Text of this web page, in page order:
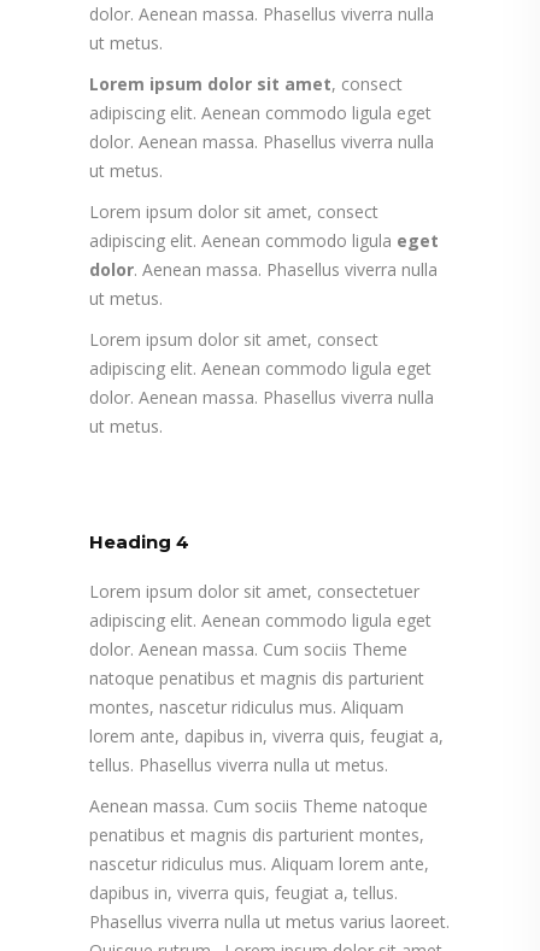
dolor. Aenean massa. Phasellus viverra nulla
ut metus.
Lorem ipsum dolor sit amet, consect
adipiscing elit. Aenean commodo ligula eget
dolor. Aenean massa. Phasellus viverra nulla
ut metus.
Lorem ipsum dolor sit amet, consect
adipiscing elit. Aenean commodo ligula eget
dolor. Aenean massa. Phasellus viverra nulla
ut metus.
Lorem ipsum dolor sit amet, consect
adipiscing elit. Aenean commodo ligula eget
dolor. Aenean massa. Phasellus viverra nulla
ut metus.
Heading 4
Lorem ipsum dolor sit amet, consectetuer
adipiscing elit. Aenean commodo ligula eget
dolor. Aenean massa. Cum sociis Theme
natoque penatibus et magnis dis parturient
montes, nascetur ridiculus mus. Aliquam
lorem ante, dapibus in, viverra quis, feugiat a,
tellus. Phasellus viverra nulla ut metus.
Aenean massa. Cum sociis Theme natoque
penatibus et magnis dis parturient montes,
nascetur ridiculus mus. Aliquam lorem ante,
dapibus in, viverra quis, feugiat a, tellus.
Phasellus viverra nulla ut metus varius laoreet.